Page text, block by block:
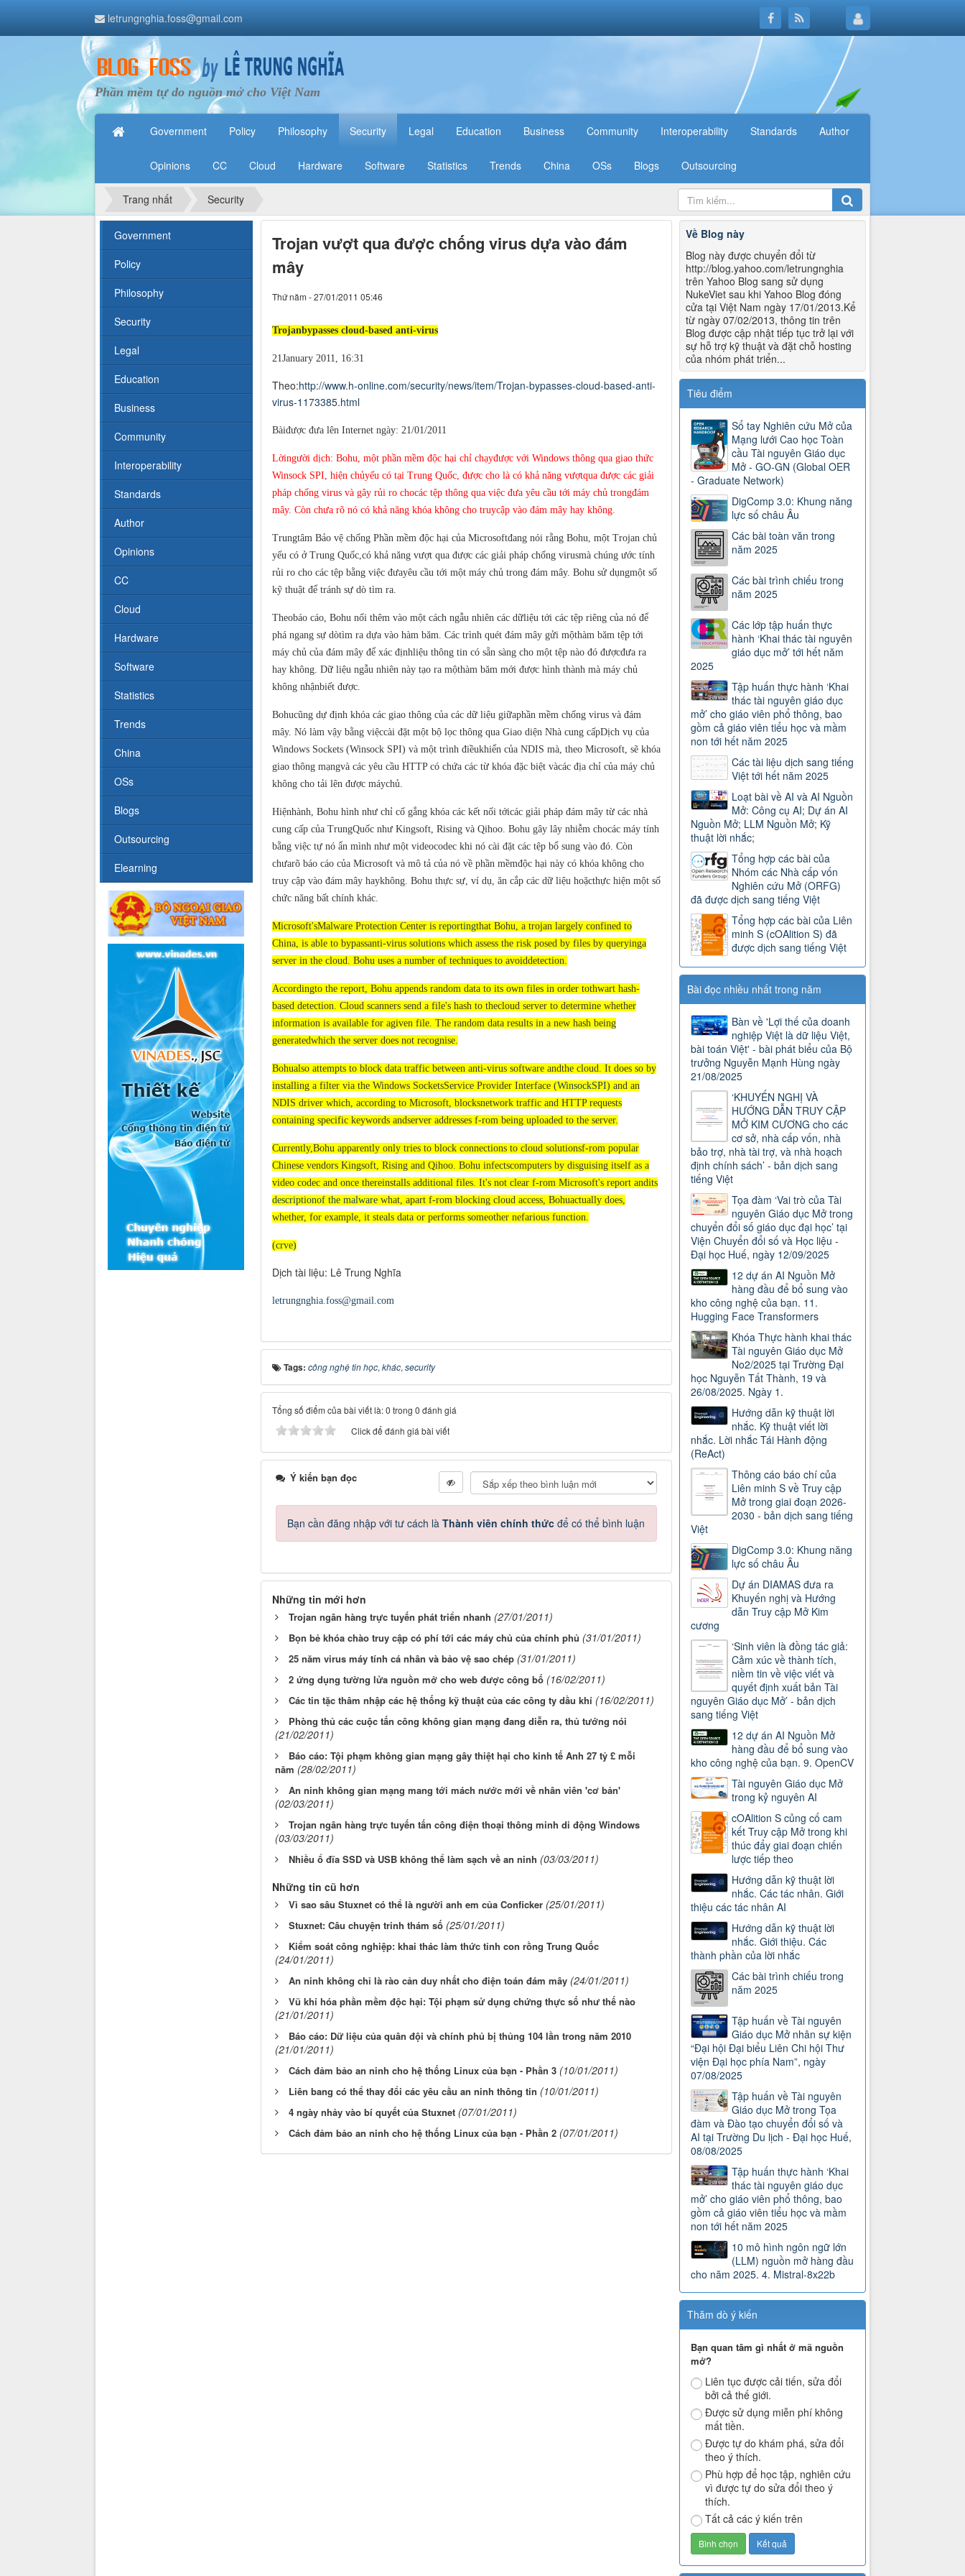
letrungnghia.foss@gmail.com
Phần mềm tự do nguồn mở cho Việt Nam
Government Policy Philosophy Security Legal Education Business Community Interoperability Standards Author
Opinions CC Cloud Hardware Software Statistics Trends China OSs Blogs Outsourcing
Trang nhất Security
Trojan vượt qua được chống virus dựa vào đám
mây
Thứ năm - 27/01/2011 05:46
Trojanbypasses cloud-based anti-virus
21January 2011, 16:31
Theo:http://www.h-online.com/security/news/item/Trojan-bypasses-cloud-based-anti-
virus-1173385.html
Bàiđược đưa lên Internet ngày: 21/01/2011
Lờingười dịch: Bohu, một phần mềm độc hại chỉ chạyđược với Windows thông qua giao thức
Winsock SPI, hiện chủyếu có tại Trung Quốc, được cho là có khả năng vượtqua được các giải
pháp chống virus và gây rủi ro chocác tệp thông qua việc đưa yêu cầu tới máy chủ trongđám
mây. Còn chưa rõ nó có khả năng khóa không cho truycập vào đám mây hay không.
Trungtâm Bảo vệ chống Phần mềm độc hại của Microsoftđang nói rằng Bohu, một Trojan chủ
yếu có ở Trung Quốc,có khả năng vượt qua được các giải pháp chống virusmà chúng ước tính
rủi ro cho các tệp bằng việc đưayêu cầu tới một máy chủ trong đám mây. Bohu sử dụngmột số
kỹ thuật để tránh sự dò tìm ra.
Theobáo cáo, Bohu nối thêm vào một cách ngẫu nhiên các dữliệu tới các tệp riêng của nó để
phá ngang sự dòtìm ra dựa vào hàm băm. Các trình quét đám mây gửi mộthàm băm tệp tới
máy chủ của đám mây để xác địnhliệu thông tin có sẵn sàng cho một tệp nào đó đượcđưa ra
hay không. Dữ liệu ngẫu nhiên này tạo ra mộthàm băm mới được hình thành mà máy chủ
không nhậnbiết được.
Bohucũng dự định khóa các giao thông của các dữ liệu giữaphần mềm chống virus và đám
mây. Nó làm vậy bằng việccài đặt một bộ lọc thông qua Giao diện Nhà cung cấpDịch vụ của
Windows Sockets (Winsock SPI) và một trình điềukhiển của NDIS mà, theo Microsoft, sẽ khóa
giao thông mạngvà các yêu cầu HTTP có chứa các từ khóa đặc biệt vàcác địa chỉ của máy chủ
không cho tải lên được máychủ.
Hiệnhành, Bohu hình như chỉ cố gắng khóa các kết nối tớicác giải pháp đám mây từ các nhà
cung cấp của TrungQuốc như Kingsoft, Rising và Qihoo. Bohu gây lây nhiễm chocác máy tính
bằng việc tự nó ẩn mình như một videocodec khi nó cài đặt các tệp bổ sung vào đó. Còn
chưarõ báo cáo của Microsoft và mô tả của nó về phần mềmđộc hại này có khóa không cho
truy cập vào đám mây haykhông. Bohu thực sự, ví dụ, ăn cắp các dữ liệu hoặcthực hiện một số
chức năng bất chính khác.
Microsoft'sMalware Protection Center is reportingthat Bohu, a trojan largely confined to
China, is able to bypassanti-virus solutions which assess the risk posed by files by queryinga
server in the cloud. Bohu uses a number of techniques to avoiddetection.
Accordingto the report, Bohu appends random data to its own files in order tothwart hash-
based detection. Cloud scanners send a file's hash to thecloud server to determine whether
information is available for agiven file. The random data results in a new hash being
generatedwhich the server does not recognise.
Bohualso attempts to block data traffic between anti-virus software andthe cloud. It does so by
installing a filter via the Windows SocketsService Provider Interface (WinsockSPI) and an
NDIS driver which, according to Microsoft, blocksnetwork traffic and HTTP requests
containing specific keywords andserver addresses f-rom being uploaded to the server.
Currently,Bohu apparently only tries to block connections to cloud solutionsf-rom popular
Chinese vendors Kingsoft, Rising and Qihoo. Bohu infectscomputers by disguising itself as a
video codec and once thereinstalls additional files. It's not clear f-rom Microsoft's report andits
descriptionof the malwarewhat, apart f-rom blocking cloud access, Bohuactually does,
whether, for example, it steals data or performs someother nefarious function.
(crve)
Dịch tài liệu: Lê Trung Nghĩa
letrungnghia.foss@gmail.com
Tags: công nghệ tin học, khác, security
Tổng số điểm của bài viết là: 0 trong 0 đánh giá
Click để đánh giá bài viết
Ý kiến bạn đọc
Bạn cần đăng nhập với tư cách là Thành viên chính thứcđể có thể bình luận
Những tin mới hơn
Trojan ngân hàng trực tuyến phát triển nhanh (27/01/2011)
Bọn bẻ khóa chào truy cập có phí tới các máy chủ của chính phủ (31/01/2011)
25 năm virus máy tính cá nhân và bảo vệ sao chép (31/01/2011)
2 ứng dụng tường lửa nguồn mở cho web được công bố (16/02/2011)
Các tin tặc thâm nhập các hệ thống kỹ thuật của các công ty dầu khí (16/02/2011)
Phòng thủ các cuộc tấn công không gian mạng đang diễn ra, thủ tướng nói
(21/02/2011)
Báo cáo: Tội phạm không gian mạng gây thiệt hại cho kinh tế Anh 27 tỷ £ mỗi
năm (28/02/2011)
An ninh không gian mạng mang tới mách nước mới về nhân viên 'cơ bản'
(02/03/2011)
Trojan ngân hàng trực tuyến tấn công điện thoại thông minh di động Windows
(03/03/2011)
Nhiều ổ đĩa SSD và USB không thể làm sạch về an ninh (03/03/2011)
Những tin cũ hơn
Vì sao sâu Stuxnet có thể là người anh em của Conficker (25/01/2011)
Stuxnet: Câu chuyện trinh thám số (25/01/2011)
Kiểm soát công nghiệp: khai thác làm thức tỉnh con rồng Trung Quốc
(24/01/2011)
An ninh không chỉ là rào cản duy nhất cho điện toán đám mây (24/01/2011)
Vũ khí hóa phần mềm độc hại: Tội phạm sử dụng chứng thực số như thế nào
(21/01/2011)
Báo cáo: Dữ liệu của quân đội và chính phủ bị thủng 104 lần trong năm 2010
(21/01/2011)
Cách đảm bảo an ninh cho hệ thống Linux của bạn - Phần 3 (10/01/2011)
Liên bang có thể thay đổi các yêu cầu an ninh thông tin (10/01/2011)
4 ngày nhảy vào bí quyết của Stuxnet (07/01/2011)
Cách đảm bảo an ninh cho hệ thống Linux của bạn - Phần 2 (07/01/2011)
Về Blog này
Blog này được chuyển đổi từ
http://blog.yahoo.com/letrungnghia
trên Yahoo Blog sang sử dụng
NukeViet sau khi Yahoo Blog đóng
cửa tại Việt Nam ngày 17/01/2013.Kể
từ ngày 07/02/2013, thông tin trên
Blog được cập nhật tiếp tục trở lại với
sự hỗ trợ kỹ thuật và đặt chỗ hosting
của nhóm phát triển...
Tiêu điểm
Sổ tay Nghiên cứu Mở của
Mạng lưới Cao học Toàn
cầu Tài nguyên Giáo dục
Mở - GO-GN (Global OER
- Graduate Network)
DigComp 3.0: Khung năng
lực số châu Âu
Các bài toàn văn trong
năm 2025
Các bài trình chiếu trong
năm 2025
Các lớp tập huấn thực
hành ‘Khai thác tài nguyên
giáo dục mở’ tới hết năm
2025
Tập huấn thực hành ‘Khai
thác tài nguyên giáo dục
mở’ cho giáo viên phổ thông, bao
gồm cả giáo viên tiểu học và mầm
non tới hết năm 2025
Các tài liệu dịch sang tiếng
Việt tới hết năm 2025
Loạt bài về AI và AI Nguồn
Mở: Công cụ AI; Dự án AI
Nguồn Mở; LLM Nguồn Mở; Kỹ
thuật lời nhắc;
Tổng hợp các bài của
Nhóm các Nhà cấp vốn
Nghiên cứu Mở (ORFG)
đã được dịch sang tiếng Việt
Tổng hợp các bài của Liên
minh S (cOAlition S) đã
được dịch sang tiếng Việt
Bài đọc nhiều nhất trong năm
Bàn về 'Lợi thế của doanh
nghiệp Việt là dữ liệu Việt,
bài toán Việt' - bài phát biểu của Bộ
trưởng Nguyễn Mạnh Hùng ngày
21/08/2025
‘KHUYẾN NGHỊ VÀ
HƯỚNG DẪN TRUY CẬP
MỞ KIM CƯƠNG cho các
cơ sở, nhà cấp vốn, nhà
bảo trợ, nhà tài trợ, và nhà hoạch
định chính sách’ - bản dịch sang
tiếng Việt
Tọa đàm ‘Vai trò của Tài
nguyên Giáo dục Mở trong
chuyển đổi số giáo dục đại học’ tại
Viện Chuyển đổi số và Học liệu -
Đại học Huế, ngày 12/09/2025
12 dự án AI Nguồn Mở
hàng đầu để bổ sung vào
kho công nghệ của bạn. 11.
Hugging Face Transformers
Khóa Thực hành khai thác
Tài nguyên Giáo dục Mở
No2/2025 tại Trường Đại
học Nguyễn Tất Thành, 19 và
26/08/2025. Ngày 1.
Hướng dẫn kỹ thuật lời
nhắc. Kỹ thuật viết lời
nhắc. Lời nhắc Tái Hành động
(ReAct)
Thông cáo báo chí của
Liên minh S về Truy cập
Mở trong giai đoạn 2026-
2030 - bản dịch sang tiếng
Việt
DigComp 3.0: Khung năng
lực số châu Âu
Dự án DIAMAS đưa ra
Khuyến nghị và Hướng
dẫn Truy cập Mở Kim
cương
‘Sinh viên là đồng tác giả:
Cảm xúc về thành tích,
niềm tin về việc viết và
quyết định xuất bản Tài
nguyên Giáo dục Mở’ - bản dịch
sang tiếng Việt
12 dự án AI Nguồn Mở
hàng đầu để bổ sung vào
kho công nghệ của bạn. 9. OpenCV
Tài nguyên Giáo dục Mở
trong kỷ nguyên AI
cOAlition S củng cố cam
kết Truy cập Mở trong khi
thúc đẩy giai đoạn chiến
lược tiếp theo
Hướng dẫn kỹ thuật lời
nhắc. Các tác nhân. Giới
thiệu các tác nhân AI
Hướng dẫn kỹ thuật lời
nhắc. Giới thiệu. Các
thành phần của lời nhắc
Các bài trình chiếu trong
năm 2025
Tập huấn về Tài nguyên
Giáo dục Mở nhân sự kiện
“Đại hội Đại biểu Liên Chi hội Thư
viện Đại học phía Nam”, ngày
07/08/2025
Tập huấn về Tài nguyên
Giáo dục Mở trong Tọa
đàm và Đào tạo chuyển đổi số và
AI tại Trường Du lịch - Đại học Huế,
08/08/2025
Tập huấn thực hành ‘Khai
thác tài nguyên giáo dục
mở’ cho giáo viên phổ thông, bao
gồm cả giáo viên tiểu học và mầm
non tới hết năm 2025
10 mô hình ngôn ngữ lớn
(LLM) nguồn mở hàng đầu
cho năm 2025. 4. Mistral-8x22b
Thăm dò ý kiến
Bạn quan tâm gì nhất ở mã nguồn
mở?
Liên tục được cải tiến, sửa đổi
bởi cả thế giới.
Được sử dụng miễn phí không
mất tiền.
Được tự do khám phá, sửa đổi
theo ý thích.
Phù hợp để học tập, nghiên cứu
vì được tự do sửa đổi theo ý
thích.
Tất cả các ý kiến trên
Government
Policy
Philosophy
Security
Legal
Education
Business
Community
Interoperability
Standards
Author
Opinions
CC
Cloud
Hardware
Software
Statistics
Trends
China
OSs
Blogs
Outsourcing
Elearning